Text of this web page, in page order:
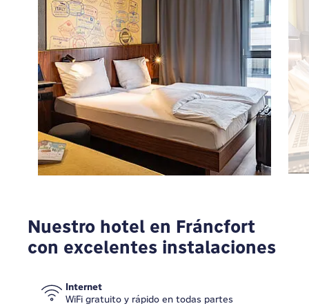
Para ver Google Maps tienes que modificar tu
configuración de privacidad
MODIFICAR
Nuestro hotel en Fráncfort
con excelentes instalaciones
Internet
WiFi gratuito y rápido en todas partes